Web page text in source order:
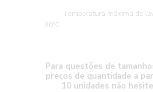
Temperatura máxima de
30ºC
Para questões de
preços de quantidade a
10 unidades não